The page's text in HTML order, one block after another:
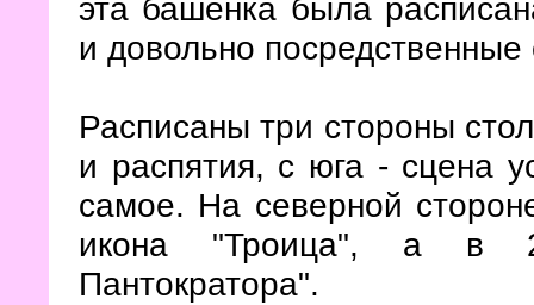
эта башенка была
и довольно
Расписаны три стороны
и распятия, с юга - сцена
самое. На северной
икона "Троица", а в
Пантократора".